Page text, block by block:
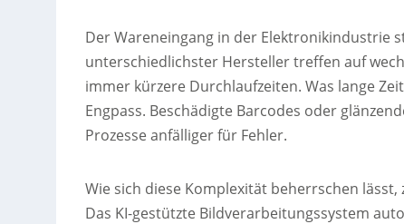
Der Wareneingang in der Elektronikindustrie
unterschiedlichster Hersteller treffen auf
immer kürzere Durchlaufzeiten. Was lange
Engpass. Beschädigte Barcodes oder
Prozesse anfälliger für Fehler.
Wie sich diese Komplexität beherrschen lässt,
Das KI-gestützte Bildverarbeitungssystem